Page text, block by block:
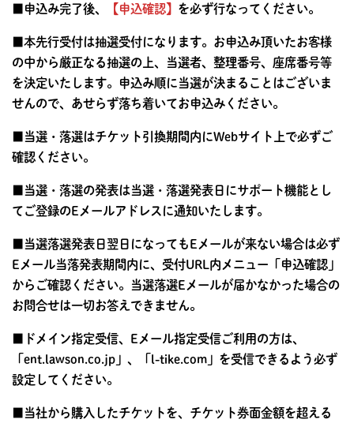
■申込み完了後、
【申込確認】 を必ず行なってください。
■本先行受付は抽選受付になります。お申込み頂いたお客様
の中から厳正なる抽選の上、当選者、整理番号、座席番号等
を決定いたします。申込み順に当選が決まることはございま
せんので、あせらず落ち着いてお申込みください。
■当選・落選はチケット引換期間内にWebサイト上で必ずご
確認ください。
■当選・落選の発表は当選・落選発表日にサポート機能とし
てご登録のEメールアドレスに通知いたします。
■当選落選発表日翌日になってもEメールが来ない場合は必ず
Eメール当落発表期間内に、受付URL内メニュー「申込確認」
からご確認ください。当選落選Eメールが届かなかった場合の
お問合せは一切お答えできません。
■ドメイン指定受信、Eメール指定受信ご利用の方は、
「ent.lawson.co.jp」、「l-tike.com」を受信できるよう必ず
設定してください。
■当社から購入したチケットを、チケット券面金額を超える